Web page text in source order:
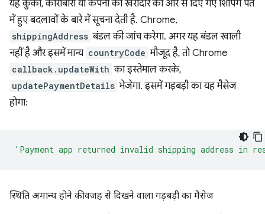
यह कुकी, कारोबारी या कंपनी को खरीदार की ओर से दिए गए शिपिंग पते
में हुए बदलावों के बारे में सूचना देती है. Chrome,
shippingAddress बंडल की जांच करेगा. अगर यह बंडल खाली
नहीं है और इसमें मान्य countryCode मौजूद है, तो Chrome
callback.updateWith का इस्तेमाल करके,
updatePaymentDetails भेजेगा. इसमें गड़बड़ी का यह मैसेज
होगा:
'Payment app returned invalid shipping address in
स्थिति अमान्य होने की वजह से दिखने वाला गड़बड़ी का मैसेज